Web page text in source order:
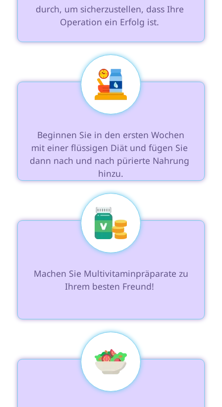
durch, um sicherzustellen, dass Ihre
Operation ein Erfolg ist.
mit einer flüssigen Diät und fügen Sie
dann nach und nach pürierte Nahrung
hinzu.
Ihrem besten Freund!